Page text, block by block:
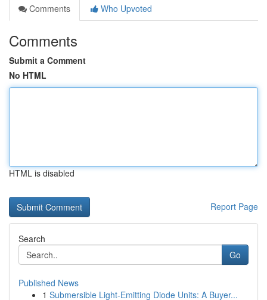
Comments
Who Upvoted
Comments
Submit a Comment
No HTML
HTML is disabled
Report Page
Search
Go
Published News
1 Submersible Light-Emitting Diode Units: A Buyer...